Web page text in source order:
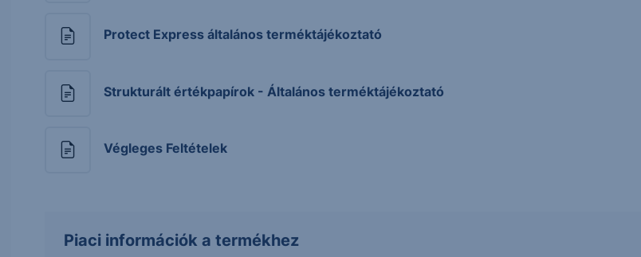
Protect Express általános terméktájékoztató
Strukturált értékpapírok - Általános terméktájékoztató
Végleges Feltételek
Piaci információk a termékhez